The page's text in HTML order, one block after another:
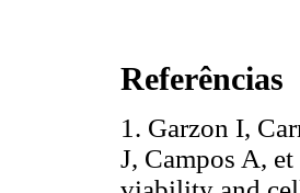
Referências
1. Garzon I,
J, Campos A,